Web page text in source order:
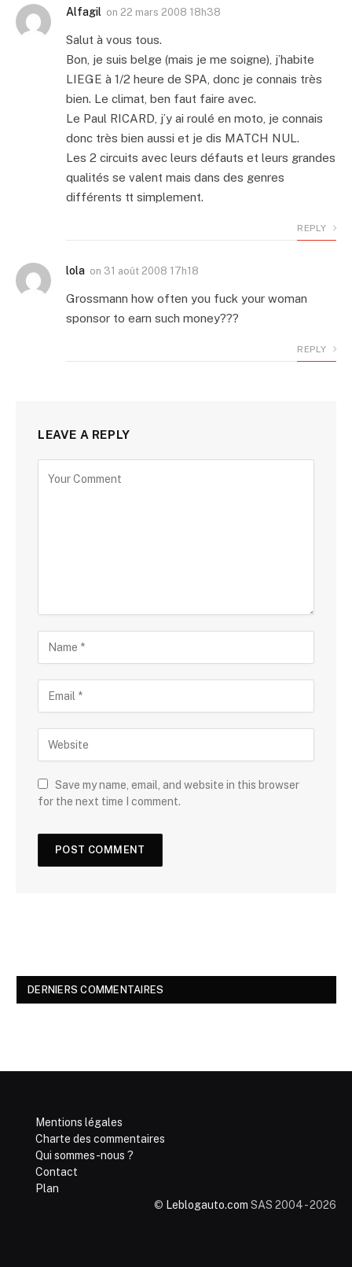
Alfagil on 22 mars 2008 18h38
Salut à vous tous.
Bon, je suis belge (mais je me soigne), j’habite
LIEGE à 1/2 heure de SPA, donc je connais très
bien. Le climat, ben faut faire avec.
Le Paul RICARD, j’y ai roulé en moto, je connais
donc très bien aussi et je dis MATCH NUL.
Les 2 circuits avec leurs défauts et leurs grandes
qualités se valent mais dans des genres
différents tt simplement.
REPLY
lola on 31 août 2008 17h18
Grossmann how often you fuck your woman
sponsor to earn such money???
REPLY
LEAVE A REPLY
Save my name, email, and website in this browser
for the next time I comment.
DERNIERS COMMENTAIRES
Mentions légales
Charte des commentaires
Qui sommes-nous ?
Contact
Plan
© Leblogauto.com SAS 2004 - 2026